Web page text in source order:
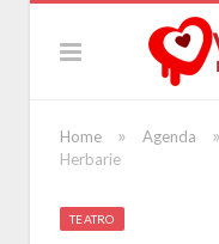
Home » Agenda »
Herbarie
TEATRO